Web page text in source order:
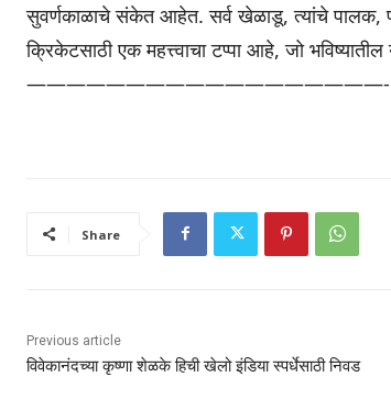
सुवर्णकाळाचे संकेत आहेत. सर्व खेळाडू, त्यांचे पालक,
क्रिकेटसाठी एक महत्त्वाचा टप्पा आहे, जो
——————————————————-
Share
Previous article
विवेकानंदच्या कृष्णा शेळके हिची खेलो इंडिया स्पर्धेसाठी निवड